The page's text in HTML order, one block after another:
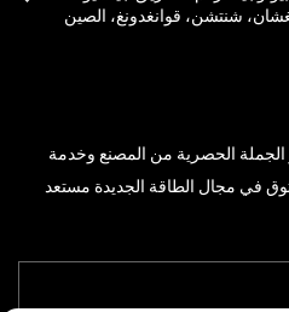
شنتشن، قوانغدونغ، الصين
الجملة الحصرية من المصنع وخدمة
في مجال الطاقة الجديدة مستعد